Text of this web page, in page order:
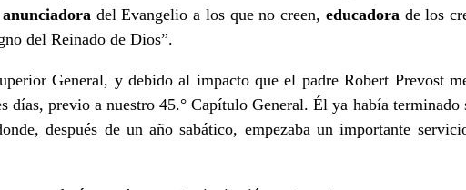
anunciadora del Evangelio a los que no creen, educadora de los
del Reinado de Dios”.
General, y debido al impacto que el padre Robert Prevost
días, previo a nuestro 45.° Capítulo General. Él ya había terminado
después de un año sabático, empezaba un importante